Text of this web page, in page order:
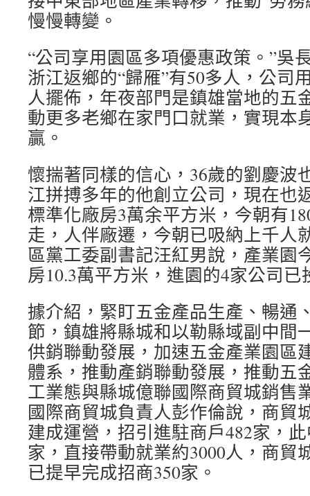
慢慢轉變。
“公司享用園區多項優惠政策。”吳
浙江返鄉的“歸雁”有50多人，公司
人擺佈，年夜部門是鎮雄當地的五
動更多老鄉在家門口就業，實現本
贏。
懷揣著同樣的信心，36歲的劉慶波
江拼搏多年的他創立公司，現在也
標準化廠房3萬余平方米，今朝有
走，人伴廠遷，今朝已吸納上千人
區黨工委副書記汪紅男說，產業園
房10.3萬平方米，進園的4家公司已
據介紹，緊盯五金產品生產、暢通
節，鎮雄將縣城和以勒縣域副中間
供銷聯動發展，加速五金產業園區
體系，推動產銷聯動發展，推動五
工業態與縣城億聯國際商貿城銷售
國際商貿城負責人彭作倫說，商貿
建成運營，招引進駐商戶482家，
家，直接帶動就業約3000人，商貿
已提早完成招商350家。